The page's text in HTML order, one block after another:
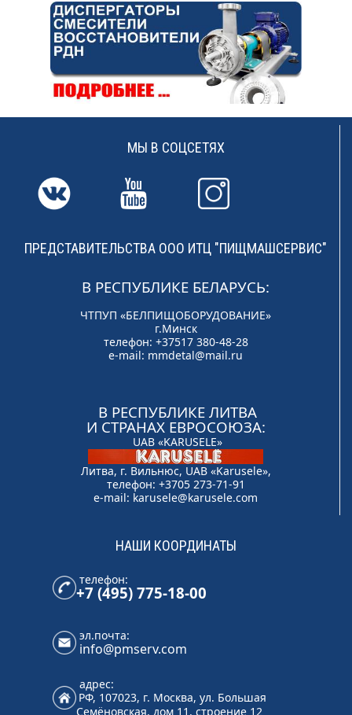
МЫ В СОЦСЕТЯХ
ПРЕДСТАВИТЕЛЬСТВА ООО ИТЦ "ПИЩМАШСЕРВИС"
В РЕСПУБЛИКЕ БЕЛАРУСЬ:
ЧТПУП «БЕЛПИЩОБОРУДОВАНИЕ»
г.Минск
телефон: +37517 380-48-28
e-mail: mmdetal@mail.ru
В РЕСПУБЛИКЕ ЛИТВА
И СТРАНАХ ЕВРОСОЮЗА:
UAB «KARUSELE»
Литва, г. Вильнюс, UAB «Karusele»,
телефон: +3705 273-71-91
e-mail: karusele@karusele.com
НАШИ КООРДИНАТЫ
телефон:
+7 (495) 775-18-00
эл.почта:
info@pmserv.com
адрес:
РФ, 107023, г. Москва, ул. Большая
Семёновская, дом 11, строение 12